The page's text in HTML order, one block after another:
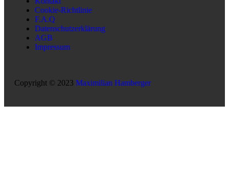
Cookie-Richtlinie
F.A.Q
Datenschutzerklärung
AGB
Impressum
Copyright © 2023 Maximilian Hamberger